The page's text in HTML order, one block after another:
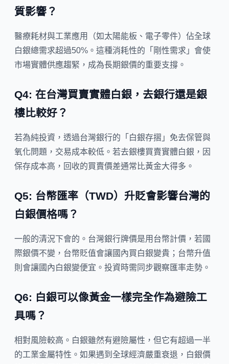
質影響？
醫療耗材與工業應用（如太陽能板、電子零件）佔全球
白銀總需求超過50%。這種消耗性的「剛性需求」會使
市場實體供應趨緊，成為長期銀價的重要支撐。
Q4: 在台灣買賣實體白銀，去銀行還是銀
樓比較好？
若為純投資，透過台灣銀行的「白銀存摺」免去保管與
氧化問題，交易成本較低。若去銀樓買賣實體白銀，因
保存成本高，回收的買賣價差通常比黃金大得多。
Q5: 台幣匯率（TWD）升貶會影響台灣的
白銀價格嗎？
一般的清況下會的。台灣銀行牌價是用台幣計價，若國
際銀價不變，台幣貶值會讓國內買白銀變貴；台幣升值
則會讓國內白銀變便宜。投資時需同步觀察匯率走勢。
Q6: 白銀可以像黃金一樣完全作為避險工
具嗎？
相對風險較高。白銀雖然有避險屬性，但它有超過一半
的工業金屬特性。如果遇到全球經濟嚴重衰退，白銀價